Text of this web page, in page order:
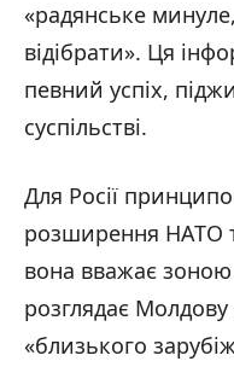
«радянське
відібрати». Ця
певний успіх,
суспільстві.
Для Росії
розширення НАТО
вона вважає зоною
розглядає
«близького